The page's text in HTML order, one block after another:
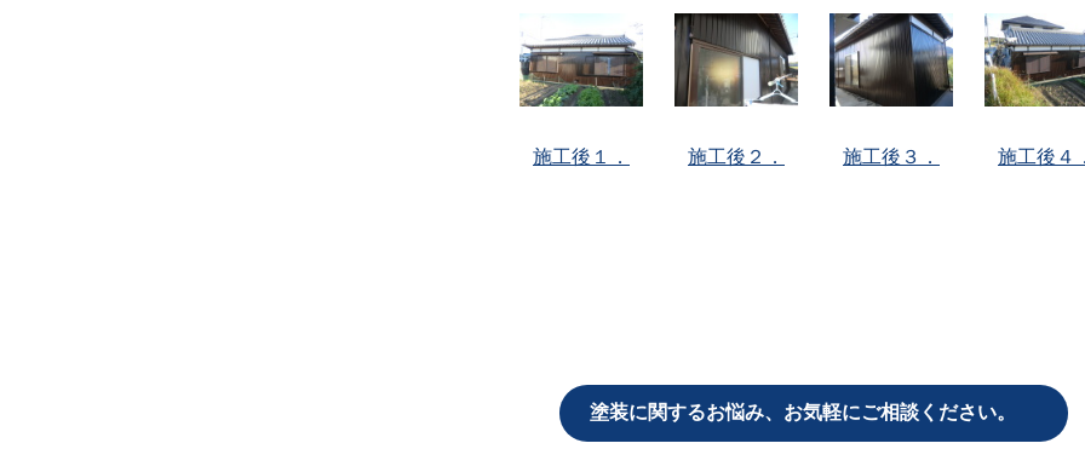
施工後１． 施工後２． 施工後３． 施工後４
塗装に関するお悩み、 お気軽にご相談ください。